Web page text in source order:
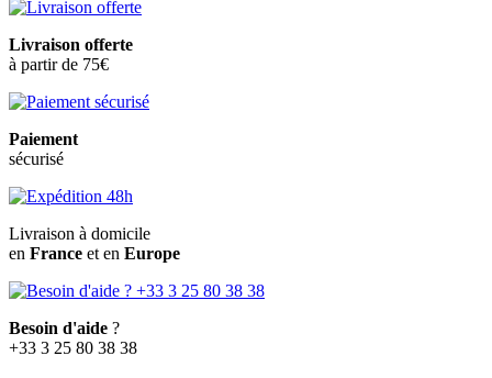
Livraison offerte
à partir de 75€
Paiement
sécurisé
Livraison à domicile
en France et en Europe
Besoin d'aide ?
+33 3 25 80 38 38